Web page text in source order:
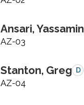
Ansari, Yassamin
AZ-03
Stanton, Greg D
AZ-04